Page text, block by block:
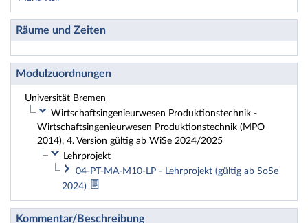
Räume und Zeiten
Modulzuordnungen
Universität Bremen
Wirtschaftsingenieurwesen Produktionstechnik -
Wirtschaftsingenieurwesen Produktionstechnik (MPO
2014), 4. Version gültig ab WiSe 2024/2025
Lehrprojekt
04-PT-MA-M10-LP - Lehrprojekt (gültig ab SoSe
2024)
Kommentar/Beschreibung